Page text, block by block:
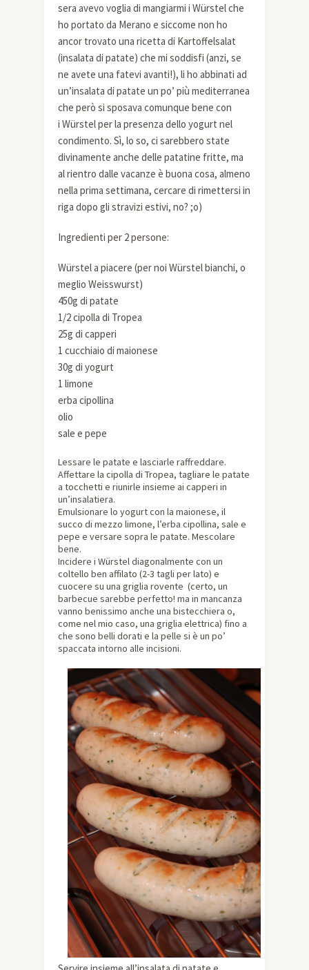
sera avevo voglia di mangiarmi i Würstel che
ho portato da Merano e siccome non ho
ancor trovato una ricetta di Kartoffelsalat
(insalata di patate) che mi soddisfi (anzi, se
ne avete una fatevi avanti!), li ho abbinati ad
un’insalata di patate un po’ più mediterranea
che però si sposava comunque bene con
i Würstel per la presenza dello yogurt nel
condimento. Sì, lo so, ci sarebbero state
divinamente anche delle patatine fritte, ma
al rientro dalle vacanze è buona cosa, almeno
nella prima settimana, cercare di rimettersi in
riga dopo gli stravizi estivi, no? ;o)
Ingredienti per 2 persone:
Würstel a piacere (per noi Würstel bianchi, o
meglio Weisswurst)
450g di patate
1/2 cipolla di Tropea
25g di capperi
1 cucchiaio di maionese
30g di yogurt
1 limone
erba cipollina
olio
sale e pepe
Lessare le patate e lasciarle raffreddare.
Affettare la cipolla di Tropea, tagliare le patate
a tocchetti e riunirle insieme ai capperi in
un’insalatiera.
Emulsionare lo yogurt con la maionese, il
succo di mezzo limone, l’erba cipollina, sale e
pepe e versare sopra le patate. Mescolare
bene.
Incidere i Würstel diagonalmente con un
coltello ben affilato (2-3 tagli per lato) e
cuocere su una griglia rovente (certo, un
barbecue sarebbe perfetto! ma in mancanza
vanno benissimo anche una bistecchiera o,
come nel mio caso, una griglia elettrica) fino a
che sono belli dorati e la pelle si è un po’
spaccata intorno alle incisioni.